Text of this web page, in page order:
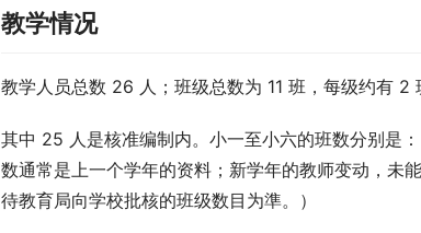
教学情况
教学人员总数 26 人；班级总数为 11 班，每级约有 2
其中 25 人是核准编制内。小一至小六的班数分别是
数通常是上一个学年的资料；新学年的教师变动，
待教育局向学校批核的班级数目为準。）